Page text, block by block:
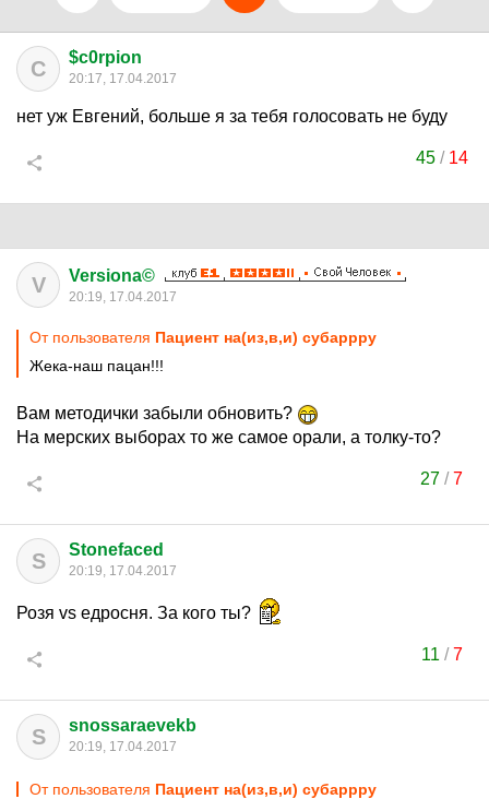
C $c0rpion
20:17, 17.04.2017
нет уж Евгений, больше я за тебя голосовать не буду
45/ 14
V Versiona©
20:19, 17.04.2017
От пользователя Пациент на(из,в,и) субаррру
Жека-наш пацан!!!
Вам методички забыли обновить?
На мерских выборах то же самое орали, а толку-то?
27 /7
S Stonefaced
20:19, 17.04.2017
Розя vs едросня. За кого ты?
11 /7
S snossaraevekb
20:19, 17.04.2017
От пользователя Пациент на(из,в,и) субаррру